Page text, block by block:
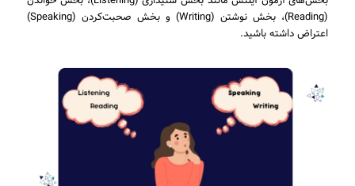
(Reading)، بخش نوشتن (Writing) و بخش صحبت‌کردن (Speaking)
اعتراض داشته باشید.